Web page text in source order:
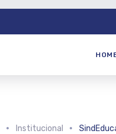
Institucional